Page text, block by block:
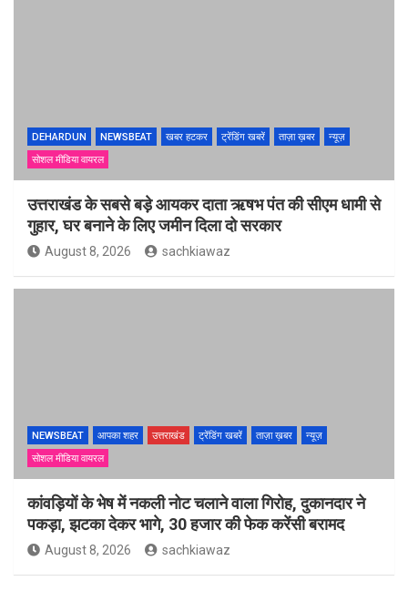
DEHARDUN NEWSBEAT खबर हटकर ट्रेंडिंग खबरें ताज़ा ख़बर
न्यूज़
सोशल मीडिया वायरल
उत्तराखंड के सबसे बड़े आयकर दाता ऋषभ पंत की सीएम धामी से
गुहार, घर बनाने के लिए जमीन दिला दो सरकार
August 8, 2026 sachkiawaz
NEWSBEAT आपका शहर उत्तराखंड ट्रेंडिंग खबरें ताज़ा ख़बर
न्यूज़
सोशल मीडिया वायरल
कांवड़ियों के भेष में नकली नोट चलाने वाला गिरोह, दुकानदार ने
पकड़ा, झटका देकर भागे, 30 हजार की फेक करेंसी बरामद
August 8, 2026 sachkiawaz